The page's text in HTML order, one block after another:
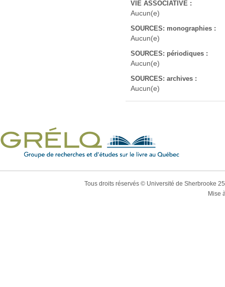
VIE ASSOCIATIVE :
Aucun(e)
SOURCES: monographies :
Aucun(e)
SOURCES: périodiques :
Aucun(e)
SOURCES: archives :
Aucun(e)
Tous droits réservés © Université de Sherbrooke
Mise